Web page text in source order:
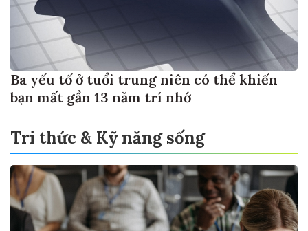
Ba yếu tố ở tuổi trung niên có thể khiến
bạn mất gần 13 năm trí nhớ
Tri thức & Kỹ năng sống